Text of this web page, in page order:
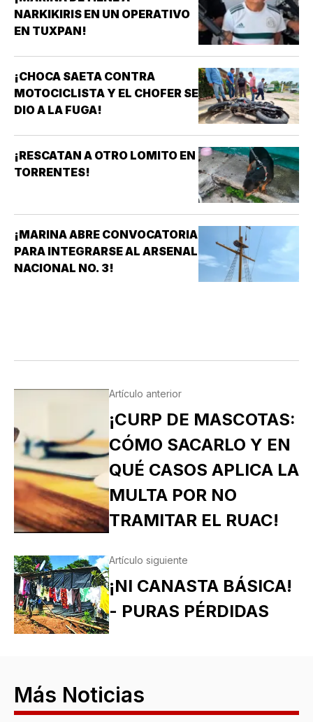
NARKIKIRIS EN UN OPERATIVO
EN TUXPAN!
¡CHOCA SAETA CONTRA
MOTOCICLISTA Y EL CHOFER SE
DIO A LA FUGA!
¡RESCATAN A OTRO LOMITO EN
TORRENTES!
¡MARINA ABRE CONVOCATORIA
PARA INTEGRARSE AL ARSENAL
NACIONAL NO. 3!
Artículo anterior
¡CURP DE MASCOTAS:
CÓMO SACARLO Y EN
QUÉ CASOS APLICA LA
MULTA POR NO
TRAMITAR EL RUAC!
Artículo siguiente
¡NI CANASTA BÁSICA!
- PURAS PÉRDIDAS
Más Noticias